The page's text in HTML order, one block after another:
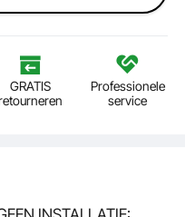
GRATIS
Professionele
service